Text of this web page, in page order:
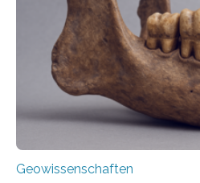
Team haben am Vulkan
solche Tremore lokalisiert.
nicht nur nachweisen, sondern
Geowissenschaften